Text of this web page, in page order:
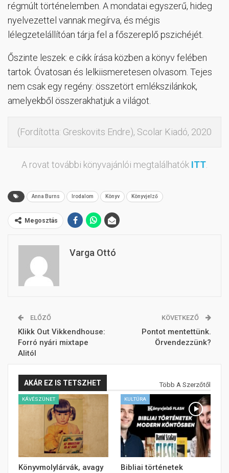
régmúlt történelemben. A mondatai egyszerű, hideg
nyelvezettel vannak megírva, és mégis
lélegzetelállítóan tárja fel a főszereplő pszichéjét.
Őszinte leszek: e cikk írása közben a könyv felében
tartok. Óvatosan és lelkiismeretesen olvasom. Tejes
nem csak egy regény: összetört emlékszilánkok,
amelyekből összerakhatjuk a világot.
(Fordította: Greskovits Endre), Scolar Kiadó, 2020
A rovat további könyvajánlói megtalálhatók ITT
Anna Burns Irodalom Könyv Könyvjelző
Megosztás
Varga Ottó
ELŐZŐ
Klikk Out Vikkendhouse:
Forró nyári mixtape
Alitól
KÖVETKEZŐ
Pontot mentettünk.
Örvendezzünk?
AKÁR EZ IS TETSZHET Több A Szerzőtől
KÁVÉSZÜNET
Könyvmolylárvák, avagy
KULTÚRA
Bibliai történetek